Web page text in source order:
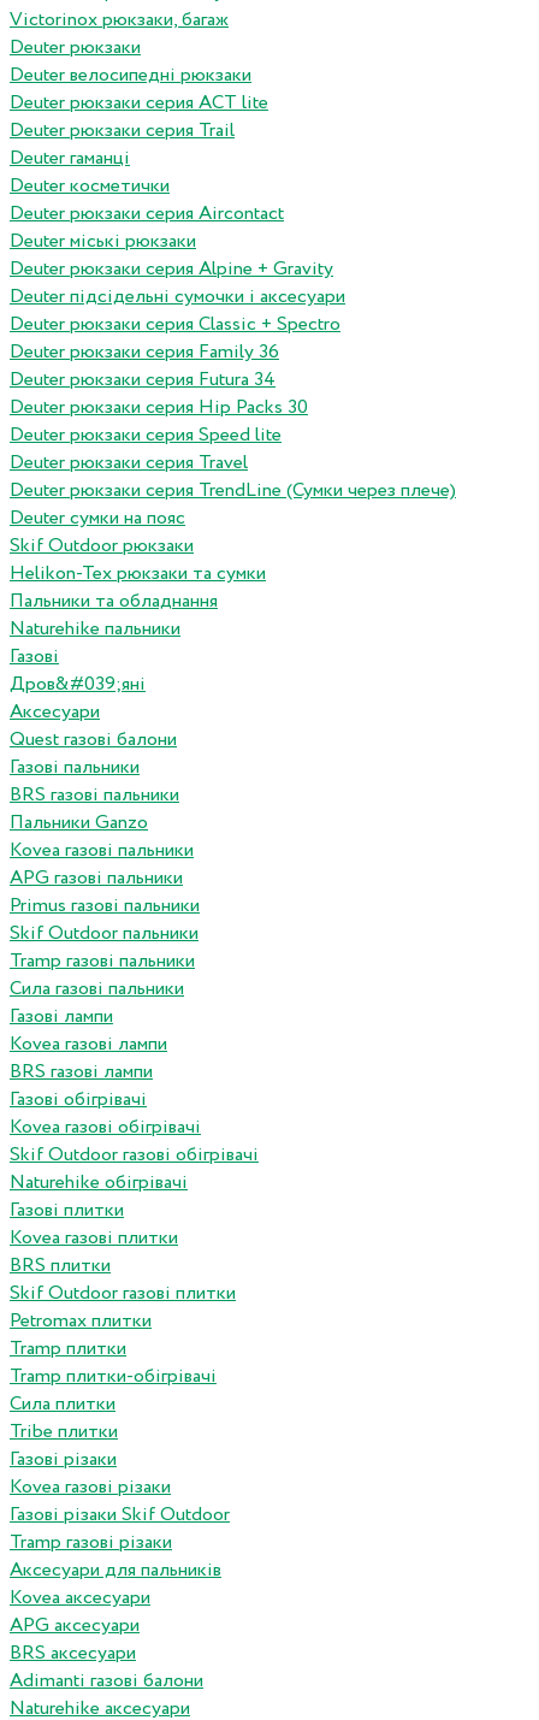
Victorinox рюкзаки, багаж
Deuter рюкзаки
Deuter велосипедні рюкзаки
Deuter рюкзаки серия ACT lite
Deuter рюкзаки серия Trail
Deuter гаманці
Deuter косметички
Deuter рюкзаки серия Aircontact
Deuter міські рюкзаки
Deuter рюкзаки серия Alpine + Gravity
Deuter підсідельні сумочки і аксесуари
Deuter рюкзаки серия Classic + Spectro
Deuter рюкзаки серия Family 36
Deuter рюкзаки серия Futura 34
Deuter рюкзаки серия Hip Packs 30
Deuter рюкзаки серия Speed lite
Deuter рюкзаки серия Travel
Deuter рюкзаки серия TrendLine (Сумки через плече)
Deuter сумки на пояс
Skif Outdoor рюкзаки
Helikon-Tex рюкзаки та сумки
Пальники та обладнання
Naturehike пальники
Газові
Дров&#039;яні
Аксесуари
Quest газові балони
Газові пальники
BRS газові пальники
Пальники Ganzo
Kovea газові пальники
APG газові пальники
Primus газові пальники
Skif Outdoor пальники
Tramp газові пальники
Сила газові пальники
Газові лампи
Kovea газові лампи
BRS газові лампи
Газові обігрівачі
Kovea газові обігрівачі
Skif Outdoor газові обігрівачі
Naturehike обігрівачі
Газові плитки
Kovea газові плитки
BRS плитки
Skif Outdoor газові плитки
Petromax плитки
Tramp плитки
Tramp плитки-обігрівачі
Сила плитки
Tribe плитки
Газові різаки
Kovea газові різаки
Газові різаки Skif Outdoor
Tramp газові різаки
Аксесуари для пальників
Kovea аксесуари
APG аксесуари
BRS аксесуари
Adimanti газові балони
Naturehike аксесуари